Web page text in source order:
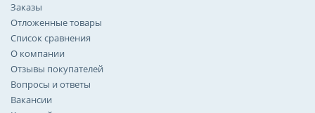
Заказы
Отложенные товары
Список сравнения
О компании
Отзывы покупателей
Вопросы и ответы
Вакансии